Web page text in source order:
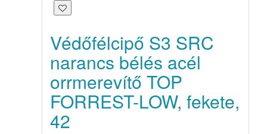
Védőfélcipő S3 SRC
narancs bélés acél
orrmerevítő TOP
FORREST-LOW, fekete,
42